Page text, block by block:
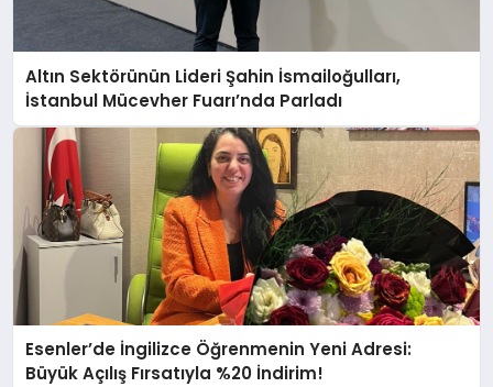
Altın Sektörünün Lideri Şahin İsmailoğulları,
İstanbul Mücevher Fuarı’nda Parladı ￼
Esenler’de İngilizce Öğrenmenin Yeni Adresi:
Büyük Açılış Fırsatıyla %20 İndirim!